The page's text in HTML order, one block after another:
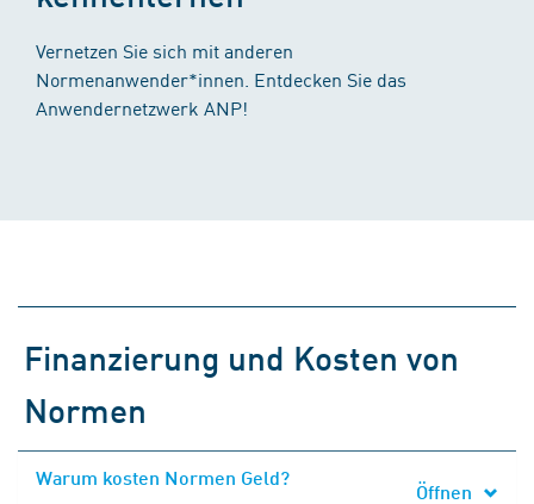
Vernetzen Sie sich mit anderen
Normenanwender*innen. Entdecken Sie das
Anwendernetzwerk ANP!
Finanzierung und Kosten von
Normen
Warum kosten Normen Geld?
Öffnen